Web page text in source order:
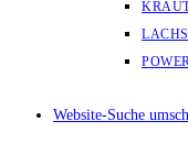
Website-Suche